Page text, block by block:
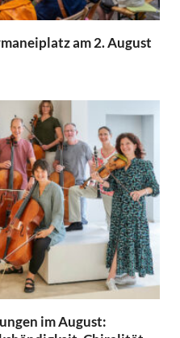
am 2. August
im August: